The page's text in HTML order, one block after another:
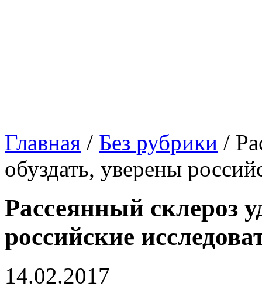
Главная / Без рубрики /
обуздать, уверены
Рассеянный склероз
российские
14.02.2017